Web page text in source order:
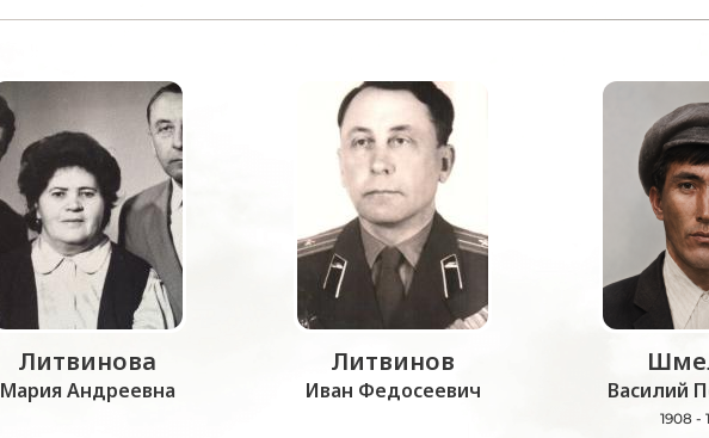
Литвинова
Мария Андреевна
Литвинов
Иван Федосеевич Василий
1908 -